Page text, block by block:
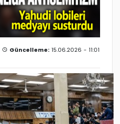
Güncelleme: 15.06.2026 - 11:01